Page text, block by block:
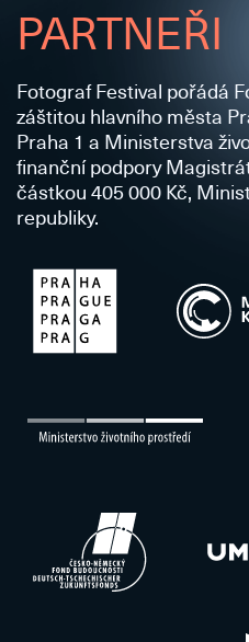
PARTNEŘI
Fotograf Festival pořádá
záštitou hlavního města
Praha 1 a Ministerstva
finanční podpory
částkou 405 000 Kč,
republiky.